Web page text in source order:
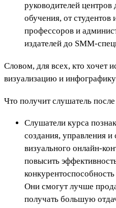
руководителей центров
обучения, от студентов
профессоров и
издателей до SMM-
Словом, для всех, кто хочет
визуализацию и инфографику
Что получит слушатель
Слушатели курса
создания, управления и
визуального онлайн-
повысить
Они смогут лучше
получать большую